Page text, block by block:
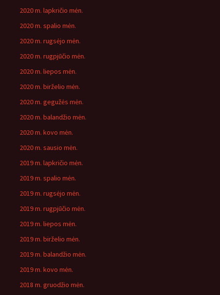
2020 m. lapkričio mėn.
2020 m. spalio mėn.
2020 m. rugsėjo mėn.
2020 m. rugpjūčio mėn.
2020 m. liepos mėn.
2020 m. birželio mėn.
2020 m. gegužės mėn.
2020 m. balandžio mėn.
2020 m. kovo mėn.
2020 m. sausio mėn.
2019 m. lapkričio mėn.
2019 m. spalio mėn.
2019 m. rugsėjo mėn.
2019 m. rugpjūčio mėn.
2019 m. liepos mėn.
2019 m. birželio mėn.
2019 m. balandžio mėn.
2019 m. kovo mėn.
2018 m. gruodžio mėn.